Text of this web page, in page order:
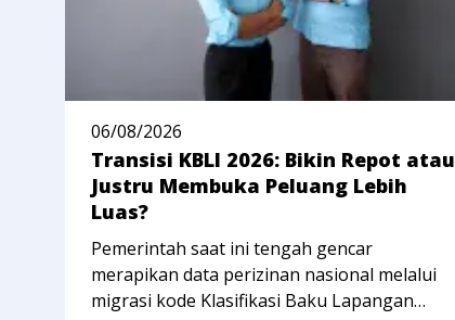
06/08/2026
Transisi KBLI 2026: Bikin Repot atau
Justru Membuka Peluang Lebih
Luas?
Pemerintah saat ini tengah gencar
merapikan data perizinan nasional melalui
migrasi kode Klasifikasi Baku Lapangan